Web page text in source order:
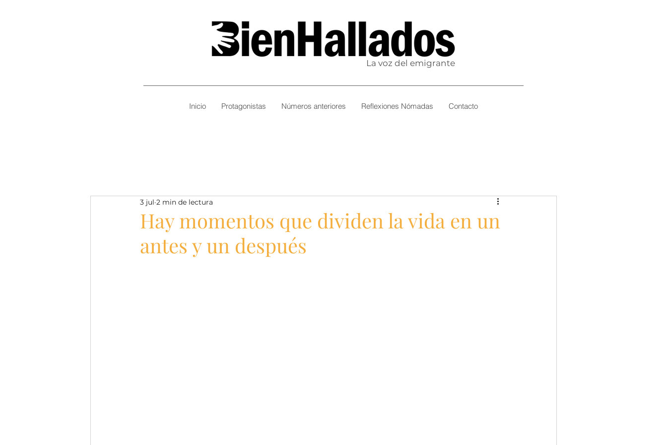
La voz del emigrante
Inicio Protagonistas Números anteriores Reflexiones Nómadas Contacto
Hay momentos que dividen la vida en un
antes y un después
3 jul 2 min de lectura